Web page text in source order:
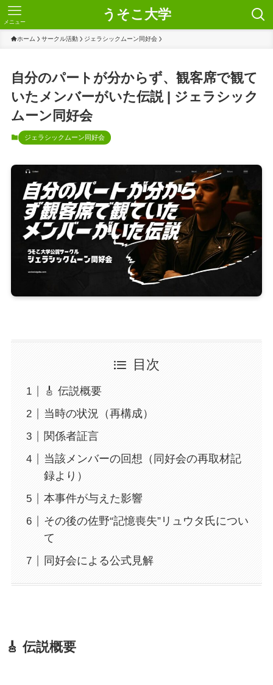
うそこ大学
メニュー
ホーム サークル活動 ジェラシックムーン同好会
自分のパートが分からず、観客席で観て
いたメンバーがいた伝説 | ジェラシック
ムーン同好会
ジェラシックムーン同好会
目次
🎸 伝説概要
当時の状況（再構成）
関係者証言
当該メンバーの回想（同好会の再取材記
録より）
本事件が与えた影響
その後の佐野“記憶喪失”リュウタ氏につい
て
同好会による公式見解
🎸 伝説概要